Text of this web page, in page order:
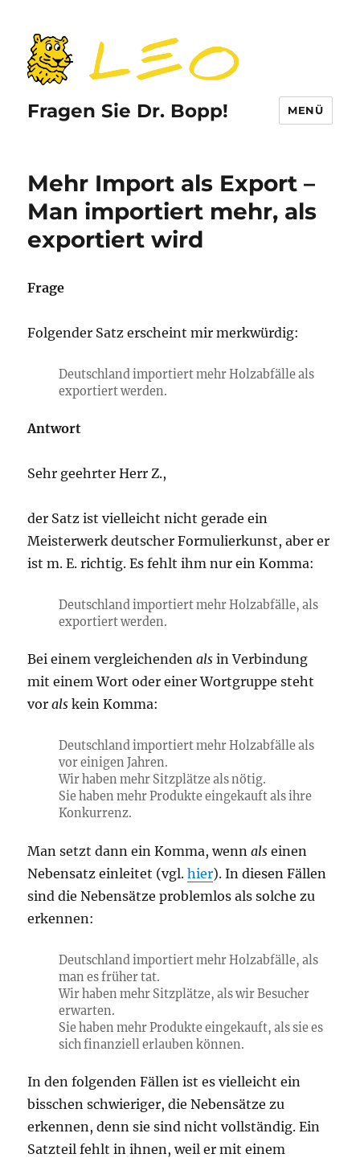
Fragen Sie Dr. Bopp! MENÜ
Mehr Import als Export –
Man importiert mehr, als
exportiert wird
Frage
Folgender Satz erscheint mir merkwürdig:
Deutschland importiert mehr Holzabfälle als
exportiert werden.
Antwort
Sehr geehrter Herr Z.,
der Satz ist vielleicht nicht gerade ein
Meisterwerk deutscher Formulierkunst, aber er
ist m. E. richtig. Es fehlt ihm nur ein Komma:
Deutschland importiert mehr Holzabfälle, als
exportiert werden.
Bei einem vergleichendenals in Verbindung
mit einem Wort oder einer Wortgruppe steht
vorals kein Komma:
Deutschland importiert mehr Holzabfälle als
vor einigen Jahren.
Wir haben mehr Sitzplätze als nötig.
Sie haben mehr Produkte eingekauft als ihre
Konkurrenz.
Man setzt dann ein Komma, wennals einen
Nebensatz einleitet (vgl.hier). In diesen Fällen
sind die Nebensätze problemlos als solche zu
erkennen:
Deutschland importiert mehr Holzabfälle, als
man es früher tat.
Wir haben mehr Sitzplätze, als wir Besucher
erwarten.
Sie haben mehr Produkte eingekauft, als sie es
sich finanziell erlauben können.
In den folgenden Fällen ist es vielleicht ein
bisschen schwieriger, die Nebensätze zu
erkennen, denn sie sind nicht vollständig. Ein
Satzteil fehlt in ihnen, weil er mit einem